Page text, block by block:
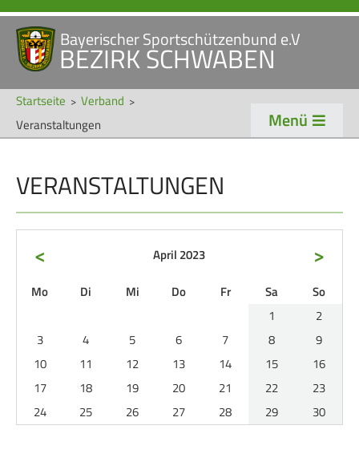
Bayerischer Sportschützenbund e.V
BEZIRK SCHWABEN
Startseite
Verband
Veranstaltungen
Menü
VERANSTALTUNGEN
< April 2023 >
Montag Di MittwochDonnerstag
Freitag Samstag Sonntag
1
2
3
4 5 6 7 8
9
10
11 12 13 14 15
16
17
18 19 20 21 22
23
24
25 26 27 28 29 30
Navigation
überspringen
STARTSEITE
VERANSTALTUNGEN
NEWS
Navigation
Veranstaltungen
Bezirk Schwaben
Präsidium
Ehrungen
Service
Schützentradition
Bezirksschützen­tag
Böllerschützen
Schützen­­museum
SPORT
JUGEND